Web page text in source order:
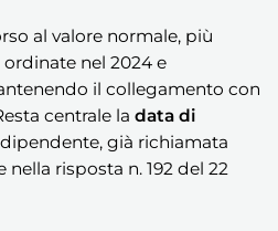
al valore normale, più
nel 2024 e
il collegamento con
centrale la data di
già richiamata
nella risposta n. 192 del 22